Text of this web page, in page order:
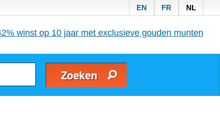
EN FR NL
winst op 10 jaar met exclusieve gouden munten